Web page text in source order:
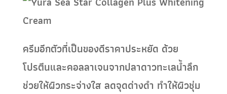
ครีมอีกตัวที่เป็นของดีราคาประหยัด ด้วย
โปรตีนและคอลลาเจนจากปลาดาวทะเลน้ำลึก
ช่วยให้ผิวกระจ่างใส ลดจุดด่างดำ ทำให้ผิวชุ่ม